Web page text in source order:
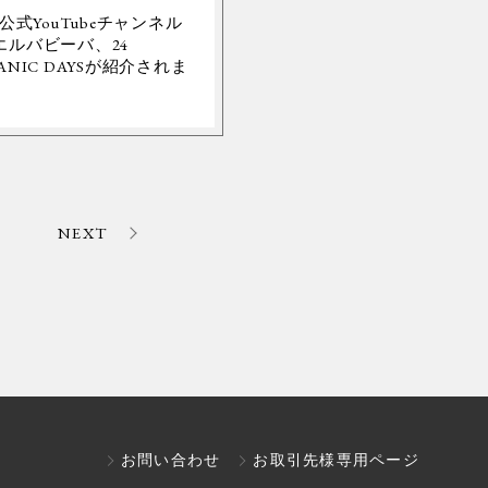
式YouTubeチャンネル
ルバビーバ、24
DAYSが紹介されま
NEXT
お問い合わせ お取引先様専用ページ